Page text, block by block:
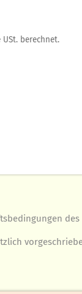
berechnet.
des